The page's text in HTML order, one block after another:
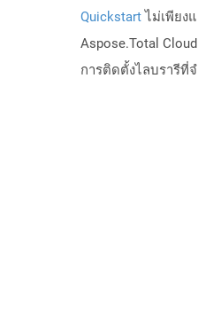
Quickstartไม่เพียง
Aspose.Total
การติดตั้งไลบรารีที่